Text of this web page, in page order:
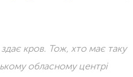
здає кров. Тож, хто має таку
обласному центрі